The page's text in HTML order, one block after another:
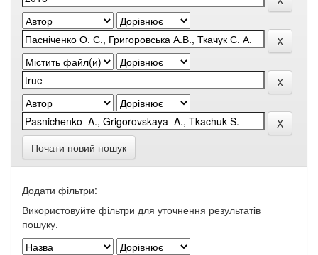
Почати новий пошук
Додати фільтри:
Використовуйте фільтри для уточнення результатів
пошуку.